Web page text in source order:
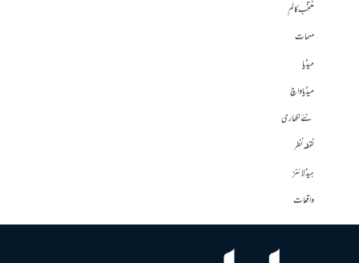
منتخب کالم
مہمات
میڈیا
میڈیا واچ
نئے لکھاری
نقطہ نظر
ہیڈلائنز
واقعات